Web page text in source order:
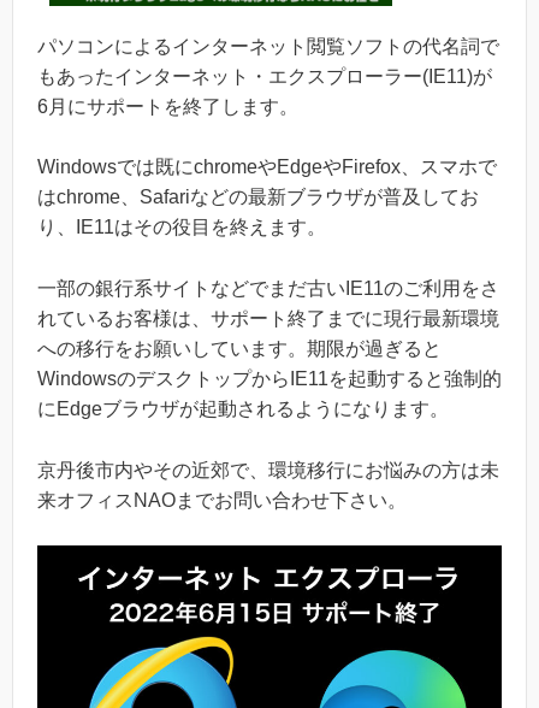
パソコンによるインターネット閲覧ソフトの代名詞で
もあったインターネット・エクスプローラー(IE11)が
6月にサポートを終了します。
Windowsでは既にchromeやEdgeやFirefox、スマホで
はchrome、Safariなどの最新ブラウザが普及してお
り、IE11はその役目を終えます。
一部の銀行系サイトなどでまだ古いIE11のご利用をさ
れているお客様は、サポート終了までに現行最新環境
への移行をお願いしています。期限が過ぎると
WindowsのデスクトップからIE11を起動すると強制的
にEdgeブラウザが起動されるようになります。
京丹後市内やその近郊で、環境移行にお悩みの方は未
来オフィスNAOまでお問い合わせ下さい。